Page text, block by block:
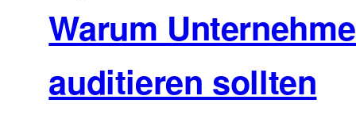
Warum
auditieren sollten